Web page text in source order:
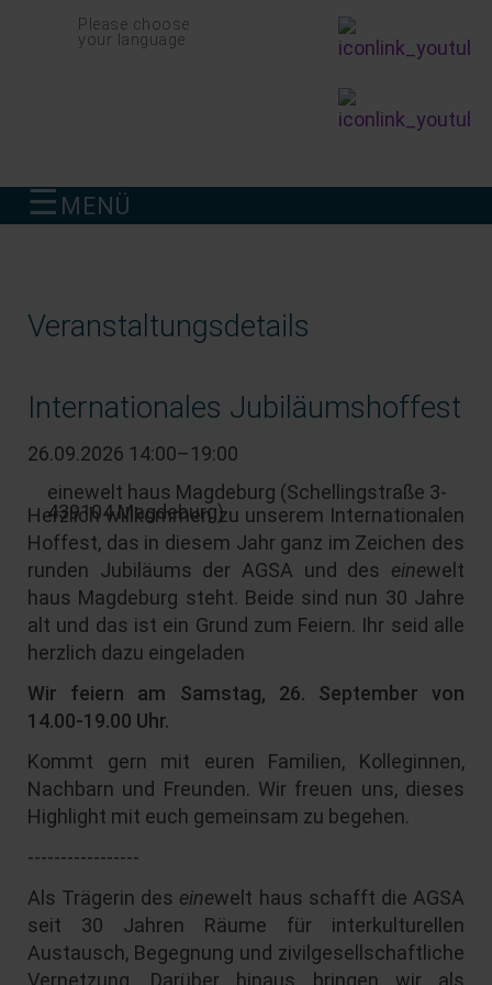
Navigation
überspringenPlease choose
your language
☰ MENÜ
Veranstaltungsdetails
Internationales Jubiläumshoffest
26.09.2026 14:00–19:00
einewelt haus Magdeburg (Schellingstraße 3-
439104 Magdeburg)
Herzlich willkommen zu unserem Internationalen
Hoffest, das in diesem Jahr ganz im Zeichen des
runden Jubiläums der AGSA und des einewelt
haus Magdeburg steht. Beide sind nun 30 Jahre
alt und das ist ein Grund zum Feiern. Ihr seid alle
herzlich dazu eingeladen
Wir feiern am Samstag, 26. September von
14.00-19.00 Uhr.
Kommt gern mit euren Familien, Kolleginnen,
Nachbarn und Freunden. Wir freuen uns, dieses
Highlight mit euch gemeinsam zu begehen.
-----------------
Als Trägerin des einewelt haus schafft die AGSA
seit 30 Jahren Räume für interkulturellen
Austausch, Begegnung und zivilgesellschaftliche
Vernetzung. Darüber hinaus bringen wir als